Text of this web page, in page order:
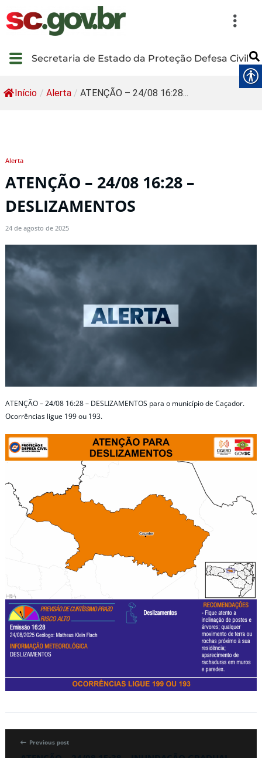
Secretaria de Estado da Proteção Defesa Civil
Início / Alerta / ATENÇÃO – 24/08 16:28...
Alerta
ATENÇÃO – 24/08 16:28 –
DESLIZAMENTOS
24 de agosto de 2025
ATENÇÃO – 24/08 16:28 – DESLIZAMENTOS para o município de Caçador.
Ocorrências ligue 199 ou 193.
Previous post